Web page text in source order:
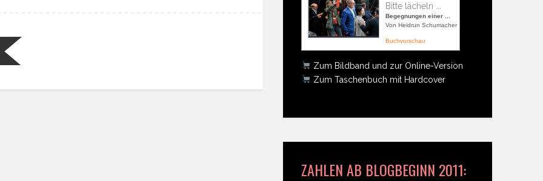
Bitte lächeln ...
Begegnungen einer ...
Von Heidrun Schumacher
Buchvorschau
Zum Bildband und zur Online-Version
Zum Taschenbuch mit Hardcover
ZAHLEN AB BLOGBEGINN 2011: